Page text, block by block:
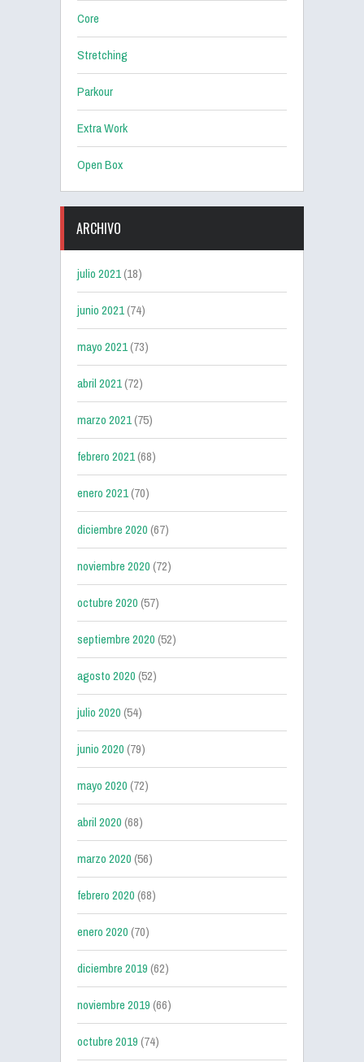
Core
Stretching
Parkour
Extra Work
Open Box
ARCHIVO
julio 2021(18)
junio 2021(74)
mayo 2021(73)
abril 2021(72)
marzo 2021(75)
febrero 2021(68)
enero 2021(70)
diciembre 2020(67)
noviembre 2020(72)
octubre 2020(57)
septiembre 2020(52)
agosto 2020(52)
julio 2020(54)
junio 2020(79)
mayo 2020(72)
abril 2020(68)
marzo 2020(56)
febrero 2020(68)
enero 2020(70)
diciembre 2019(62)
noviembre 2019(66)
octubre 2019(74)